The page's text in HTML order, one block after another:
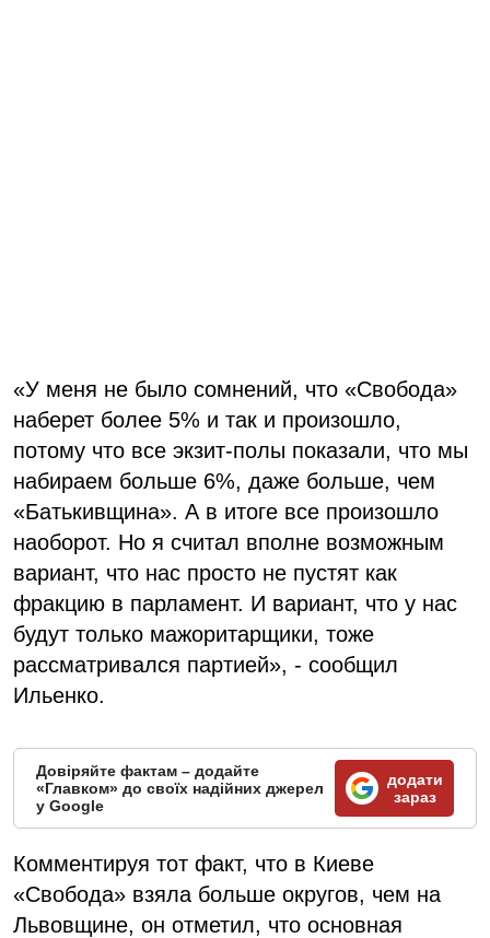
«У меня не было сомнений, что «Свобода»
наберет более 5% и так и произошло,
потому что все экзит-полы показали, что мы
набираем больше 6%, даже больше, чем
«Батькивщина». А в итоге все произошло
наоборот. Но я считал вполне возможным
вариант, что нас просто не пустят как
фракцию в парламент. И вариант, что у нас
будут только мажоритарщики, тоже
рассматривался партией», - сообщил
Ильенко.
Довіряйте фактам – додайте
«Главком» до своїх надійних джерел
у Google
додати
зараз
Комментируя тот факт, что в Киеве
«Свобода» взяла больше округов, чем на
Львовщине, он отметил, что основная